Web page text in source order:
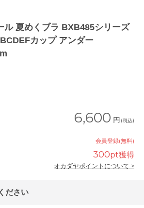
ル 夏めくブラ BXB485シリーズ
カップ アンダー
6,600 円 (税込)
会員登録(無料)
300pt獲得
オカダヤポイントについて >
ださい